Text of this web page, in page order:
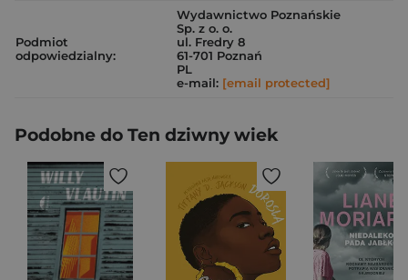
Podmiot
odpowiedzialny:
Wydawnictwo Poznańskie
Sp. z o. o.
ul. Fredry 8
61-701 Poznań
PL
e-mail: [email protected]
Podobne do Ten dziwny wiek